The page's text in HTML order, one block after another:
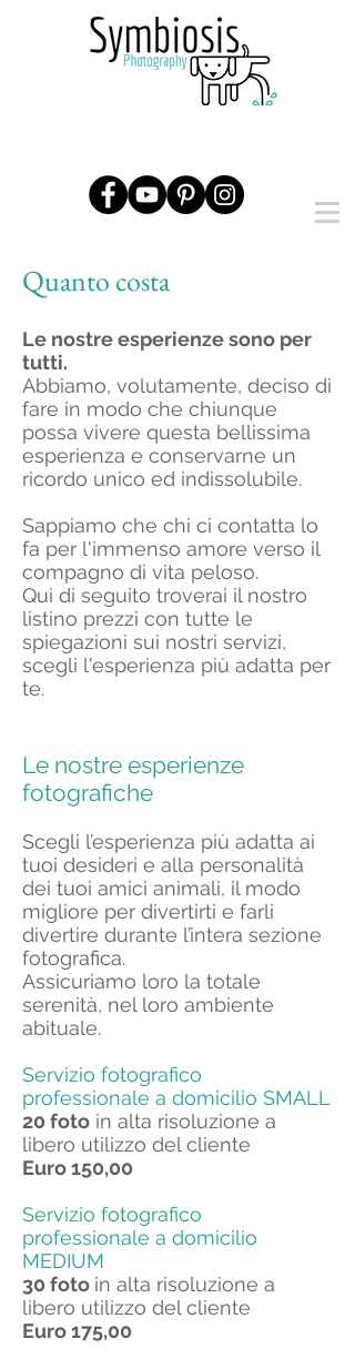
Quanto costa
Le nostre esperienze sono per
tutti.
Abbiamo, volutamente, deciso di
fare in modo che chiunque
possa vivere questa bellissima
esperienza e conservarne un
ricordo unico ed indissolubile.
Sappiamo che chi ci contatta lo
fa per l'immenso amore verso il
compagno di vita peloso.
Qui di seguito troverai il nostro
listino prezzi con tutte le
spiegazioni sui nostri servizi,
scegli l'esperienza più adatta per
te.
Le nostre esperienze
fotografiche
Scegli l’esperienza più adatta ai
tuoi desideri e alla personalità
dei tuoi amici animali, il modo
migliore per divertirti e farli
divertire durante l’intera sezione
fotografica.
Assicuriamo loro la totale
serenità, nel loro ambiente
abituale.
Servizio fotografico
professionale a domicilio SMALL
20 foto in alta risoluzione a
libero utilizzo del cliente
Euro 150,00
Servizio fotografico
professionale a domicilio
MEDIUM
30 foto in alta risoluzione a
libero utilizzo del cliente
Euro 175,00